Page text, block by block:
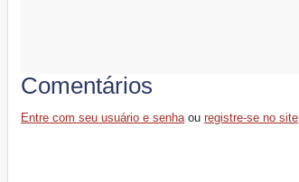
Comentários
Entre com seu usuário e senhaouregistre-se no site